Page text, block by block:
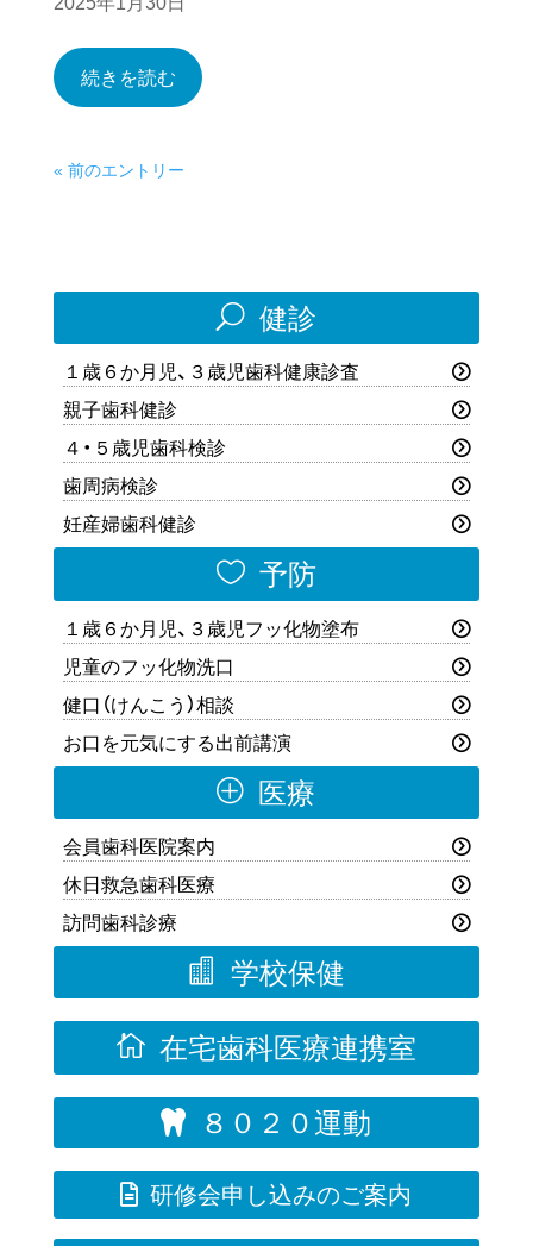
続きを読む
« 前のエントリー
U 健診
１歳６か月児、３歳児歯科健康診査
親子歯科健診
４・５歳児歯科検診
歯周病検診
妊産婦歯科健診
 予防
１歳６か月児、３歳児フッ化物塗布
児童のフッ化物洗口
健口（けんこう）相談
お口を元気にする出前講演
P 医療
会員歯科医院案内
休日救急歯科医療
訪問歯科診療
 学校保健
 在宅歯科医療連携室
 ８０２０運動
 研修会申し込みのご案内